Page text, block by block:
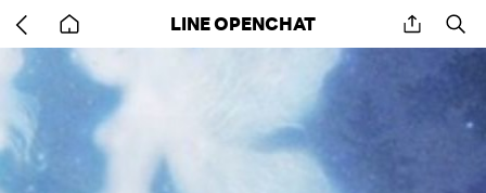
back
to
home
LINE OPENCHAT share